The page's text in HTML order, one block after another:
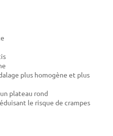
plus homogène et plus
plateau rond
le risque de crampes